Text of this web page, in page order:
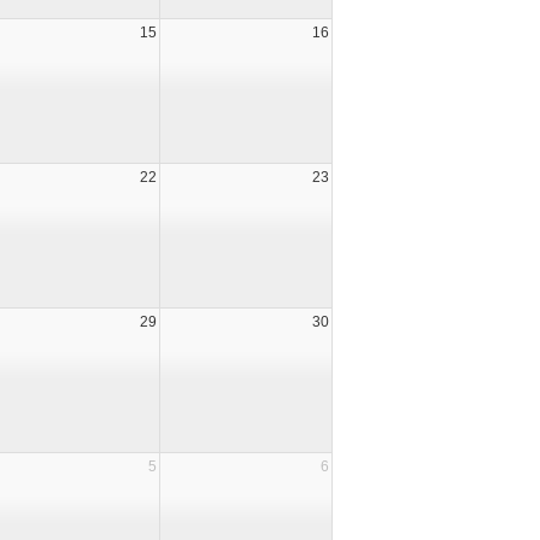
15 16
22 23
29 30
5 6